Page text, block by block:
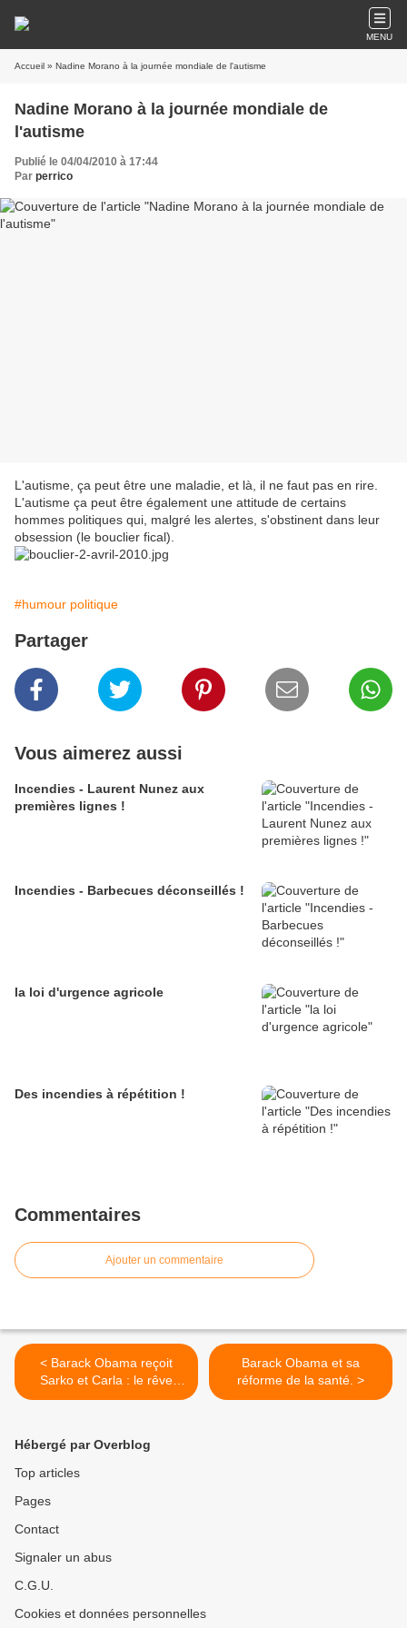
MENU
Accueil » Nadine Morano à la journée mondiale de l'autisme
Nadine Morano à la journée mondiale de
l'autisme
Publié le 04/04/2010 à 17:44
Par perrico
L'autisme, ça peut être une maladie, et là, il ne faut pas en rire.
L'autisme ça peut être également une attitude de certains
hommes politiques qui, malgré les alertes, s'obstinent dans leur
obsession (le bouclier fical).
#humour politique
Partager
Vous aimerez aussi
Incendies - Laurent Nunez aux
premières lignes !
Incendies - Barbecues déconseillés !
la loi d'urgence agricole
Des incendies à répétition !
Commentaires
Ajouter un commentaire
< Barack Obama reçoit
Sarko et Carla : le rêve
américain
Barack Obama et sa
réforme de la santé. >
Hébergé par Overblog
Top articles
Pages
Contact
Signaler un abus
C.G.U.
Cookies et données personnelles